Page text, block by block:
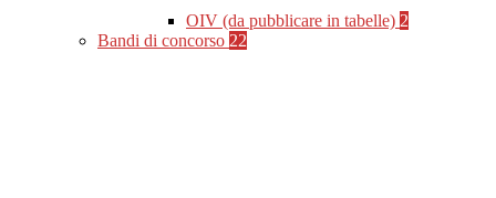
OIV (da pubblicare in tabelle) 2
Bandi di concorso 22